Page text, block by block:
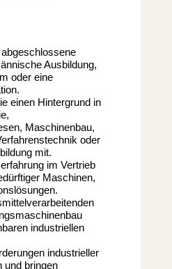
Ausbildung,
oder eine
einen Hintergrund in
Maschinenbau,
oder
mit.
im Vertrieb
Maschinen,
industriellen
industrieller
und bringen